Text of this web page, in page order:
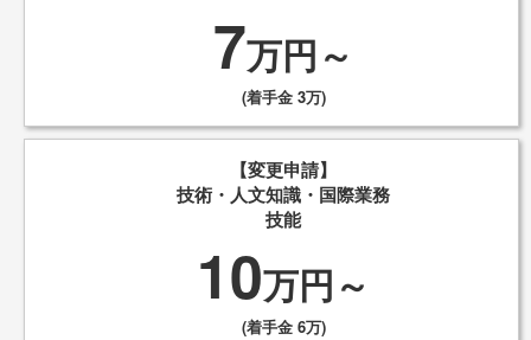
7万円～
(着手金 3万)
【変更申請】
技術・人文知識・国際業務
技能
10万円～
(着手金 6万)